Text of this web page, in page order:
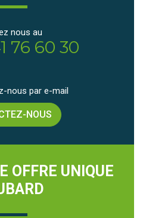
nous au
76 60 30
nous par e-mail
NOUS
OFFRE UNIQUE